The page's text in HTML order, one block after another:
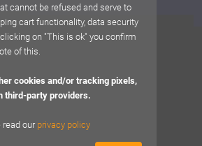
cannot be refused and serve to
cart functionality, data security
on "This is ok" you confirm
of this.
cookies and/or tracking pixels,
third-party providers.
read our privacy policy